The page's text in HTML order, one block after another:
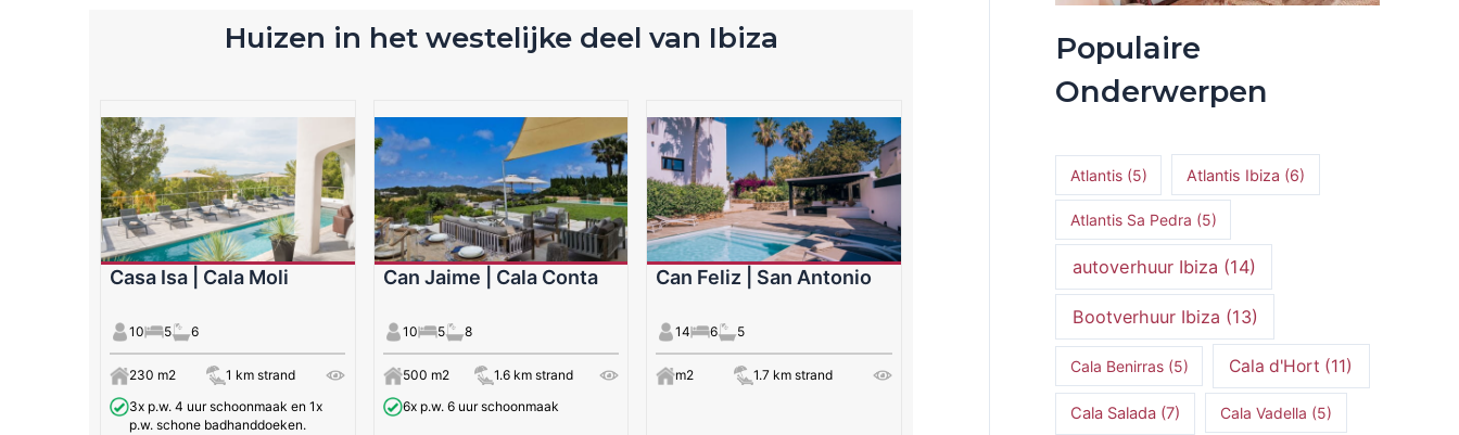
Huizen in het westelijke deel van Ibiza
Casa Isa | Cala Moli
10 5 6
230 m2
1 km strand
3x p.w. 4 uur schoonmaak en 1x
p.w. schone badhanddoeken.
Can Jaime | Cala Conta
10 5 8
500 m2
1.6 km strand
6x p.w. 6 uur schoonmaak
Can Feliz | San Antonio
14 6 5
m2 1.7 km strand
Populaire
Onderwerpen
Atlantis(5) Atlantis Ibiza (6)
Atlantis Sa Pedra (5)
autoverhuur Ibiza (14)
Bootverhuur Ibiza (13)
Cala Benirras(5) Cala d'Hort (11)
Cala Salada (7) Cala Vadella (5)